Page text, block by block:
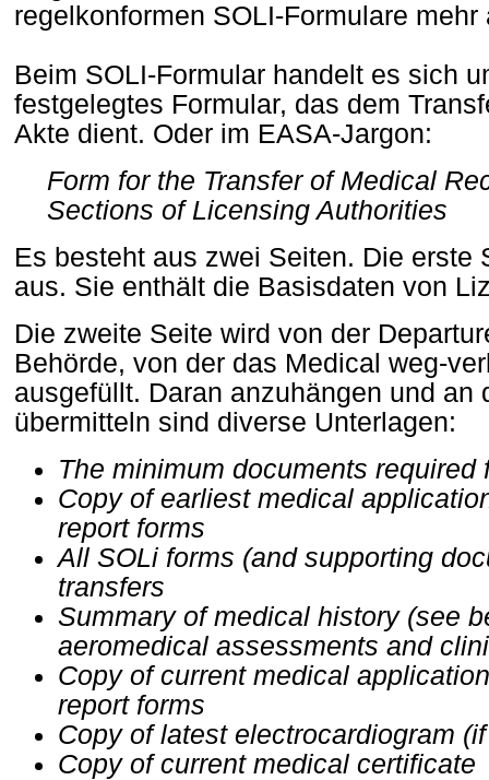
regelkonformen SOLI-Formulare mehr
Beim SOLI-Formular handelt es sich
festgelegtes Formular, das dem
Akte dient. Oder im EASA-Jargon:
Form for the Transfer of Medical
Sections of Licensing Authorities
Es besteht aus zwei Seiten. Die erste
aus. Sie enthält die Basisdaten von
Die zweite Seite wird von der
Behörde, von der das Medical weg-
ausgefüllt. Daran anzuhängen und an
übermitteln sind diverse Unterlagen:
The minimum documents required
Copy of earliest medical
report forms
All SOLi forms (and supporting
transfers
Summary of medical history (see
aeromedical assessments and
Copy of current medical
report forms
Copy of latest electrocardiogram
Copy of current medical certificate